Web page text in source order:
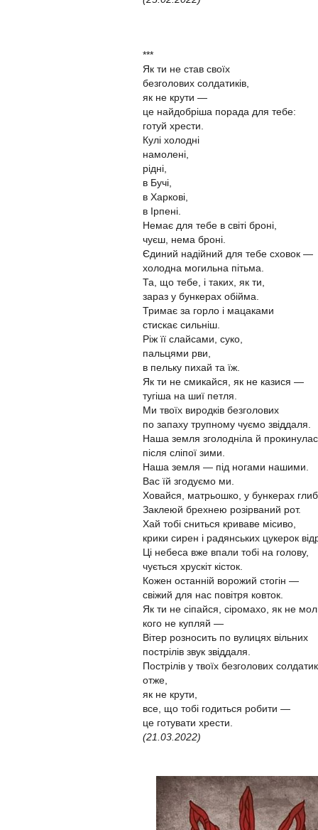
***
Як ти не став своїх
безголових солдатиків,
як не крути —
це найдобріша порада для тебе:
готуй хрести.
Кулі холодні
намолені,
рідні,
в Бучі,
в Харкові,
в Ірпені.
Немає для тебе в світі броні,
чуєш, нема броні.
Єдиний надійний для тебе сховок —
холодна могильна пітьма.
Та, що тебе, і таких, як ти,
зараз у бункерах обійма.
Тримає за горло і мацаками
стискає сильніш.
Ріж її слайсами, суко,
пальцями рви,
в пельку пихай та їж.
Як ти не смикайся, як не казися —
тугіша на шиї петля.
Ми твоїх виродків безголових
по запаху трупному чуємо звіддаля.
Наша земля зголодніла й
після сліпої зими.
Наша земля — під ногами нашими.
Вас їй згодуємо ми.
Ховайся, матрьошко, у бункерах
Заклеюй брехнею розірваний рот.
Хай тобі сниться криваве місиво,
крики сирен і радянських цукерок
Ці небеса вже впали тобі на голову,
чується хрускіт кісток.
Кожен останній ворожий стогін —
свіжий для нас повітря ковток.
Як ти не сіпайся, сіромахо, як не
кого не купляй —
Вітер розносить по вулицях вільних
пострілів звук звіддаля.
Пострілів у твоїх безголових
отже,
як не крути,
все, що тобі годиться робити —
це готувати хрести.
(21.03.2022)